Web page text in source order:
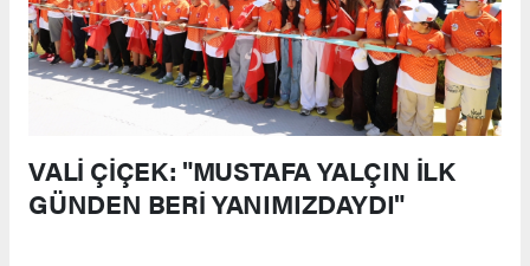
VALİ ÇİÇEK: "MUSTAFA YALÇIN İLK
GÜNDEN BERİ YANIMIZDAYDI"